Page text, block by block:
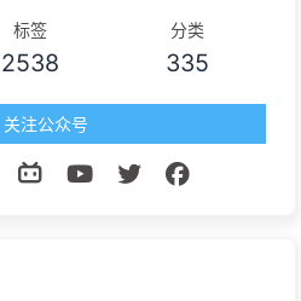
标签
2538
分类
335
关注公众号